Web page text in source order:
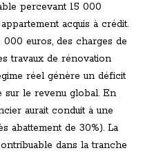
percevant 15 000
acquis à crédit.
euros, des charges de
travaux de rénovation
réel génère un déficit
sur le revenu global. En
aurait conduit à une
abattement de 30%). La
dans la tranche